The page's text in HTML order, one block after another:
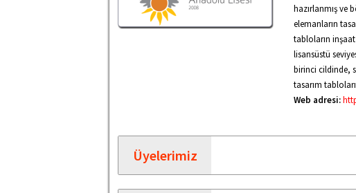
hazırlanmış ve
elemanların
tabloların
lisansüstü
birinci cildinde,
tasarım
Web adresi:
Üyelerimiz